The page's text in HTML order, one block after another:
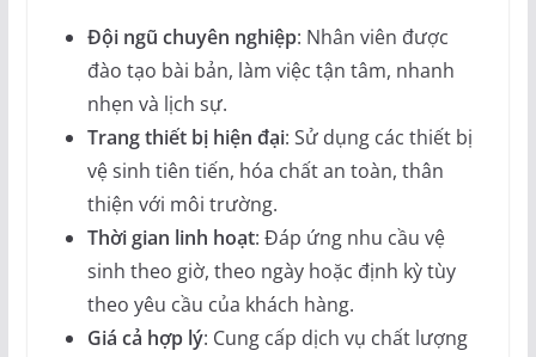
Đội ngũ chuyên nghiệp: Nhân viên được
đào tạo bài bản, làm việc tận tâm, nhanh
nhẹn và lịch sự.
Trang thiết bị hiện đại: Sử dụng các thiết bị
vệ sinh tiên tiến, hóa chất an toàn, thân
thiện với môi trường.
Thời gian linh hoạt: Đáp ứng nhu cầu vệ
sinh theo giờ, theo ngày hoặc định kỳ tùy
theo yêu cầu của khách hàng.
Giá cả hợp lý: Cung cấp dịch vụ chất lượng